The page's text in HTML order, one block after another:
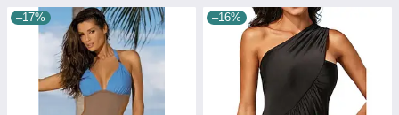
–17% –16%